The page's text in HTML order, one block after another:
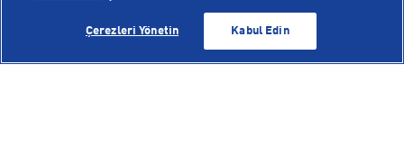
SEPETE EKLE
SEPETE EKLE
İşlem Rehberi
Kampanyalar
Sıkça Sorulan Sorular
Yetkili Servis Listesi
Voleybol Milli Takım Formaları
New Balance 408
Çerezleri Yönetin Kabul Edin